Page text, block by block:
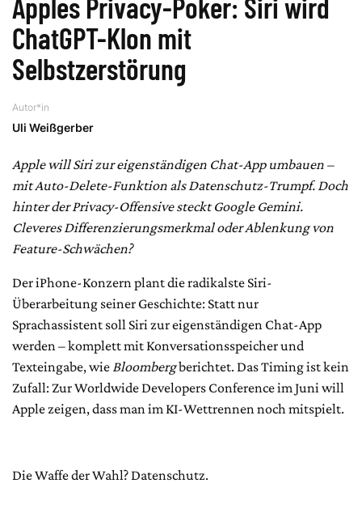
ChatGPT-Klon mit
Selbstzerstörung
Autor*in
Uli Weißgerber
Apple will Siri zur eigenständigen Chat-App umbauen –
mit Auto-Delete-Funktion als Datenschutz-Trumpf. Doch
hinter der Privacy-Offensive steckt Google Gemini.
Cleveres Differenzierungsmerkmal oder Ablenkung von
Feature-Schwächen?
Der iPhone-Konzern plant die radikalste Siri-
Überarbeitung seiner Geschichte: Statt nur
Sprachassistent soll Siri zur eigenständigen Chat-App
werden – komplett mit Konversationsspeicher und
Texteingabe, wie Bloombergberichtet. Das Timing ist kein
Zufall: Zur Worldwide Developers Conference im Juni will
Apple zeigen, dass man im KI-Wettrennen noch mitspielt.
Die Waffe der Wahl? Datenschutz.